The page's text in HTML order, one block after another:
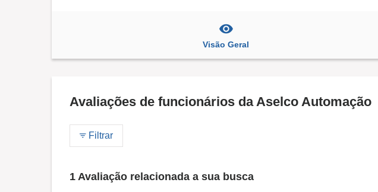
Visão Geral
Avaliações de funcionários da Aselco Automação
Filtrar
1 Avaliação relacionada a sua busca